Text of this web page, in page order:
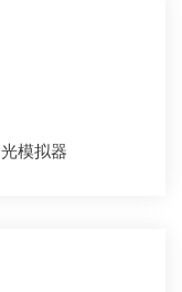
模拟器